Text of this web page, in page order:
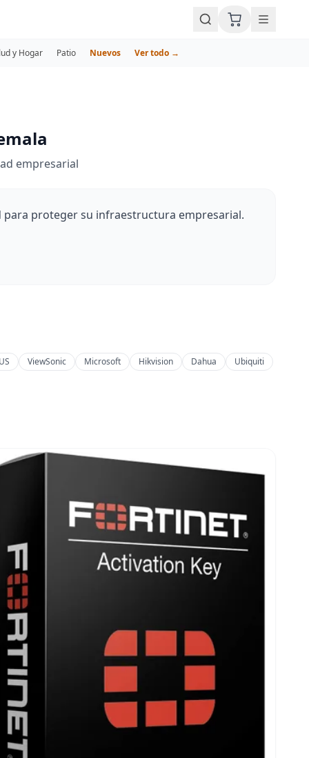
y Hogar Patio Nuevos Ver todo →
empresarial
para proteger su infraestructura empresarial.
ViewSonic Microsoft Hikvision Dahua
Ubiquiti